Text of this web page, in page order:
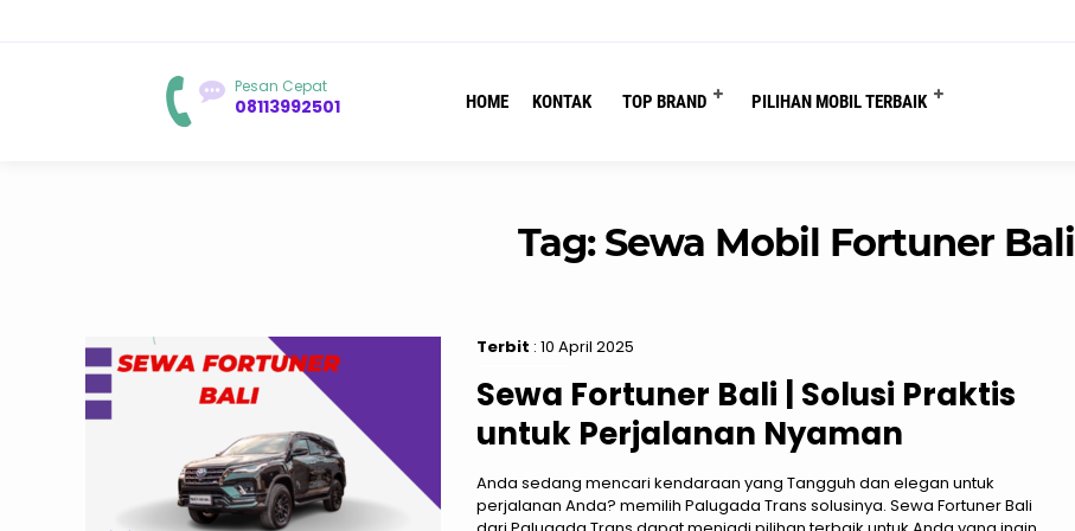
Pesan Cepat
08113992501 HOME KONTAK TOP BRAND PILIHAN MOBIL TERBAIK
Tag: Sewa Mobil Fortuner Bali
Terbit : 10 April 2025
Sewa Fortuner Bali | Solusi Praktis
untuk Perjalanan Nyaman
Anda sedang mencari kendaraan yang Tangguh dan elegan untuk
perjalanan Anda? memilih Palugada Trans solusinya. Sewa Fortuner Bali